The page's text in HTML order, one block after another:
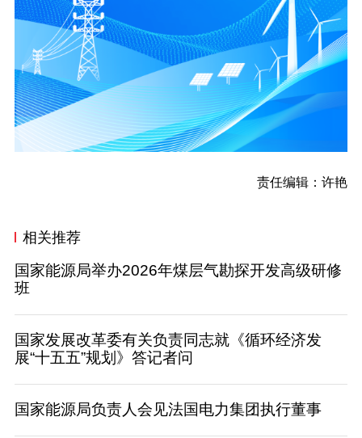
责任编辑：许艳
相关推荐
国家能源局举办2026年煤层气勘探开发高级研修
班
国家发展改革委有关负责同志就《循环经济发
展“十五五”规划》答记者问
国家能源局负责人会见法国电力集团执行董事